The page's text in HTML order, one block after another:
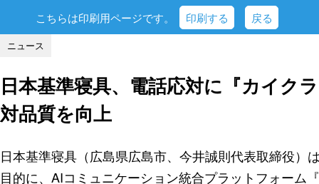
こちらは印刷用ページです。 印刷する 戻る
ニュース
日本基準寝具、電話応対に『カイク
対品質を向上
日本基準寝具（広島県広島市、今井誠則代表取締役）
目的に、AIコミュニケーション統合プラットフォーム